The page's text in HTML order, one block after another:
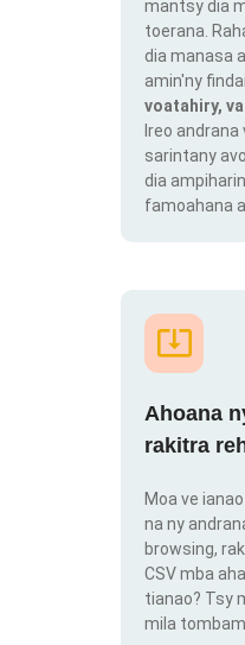
mantsy dia
toerana.
dia manasa
amin'ny
voatahiry,
Ireo
sarintany
dia
famoahana
Ahoana
rakitra
Moa ve
na ny
browsing,
CSV mba
tianao? Tsy
mila